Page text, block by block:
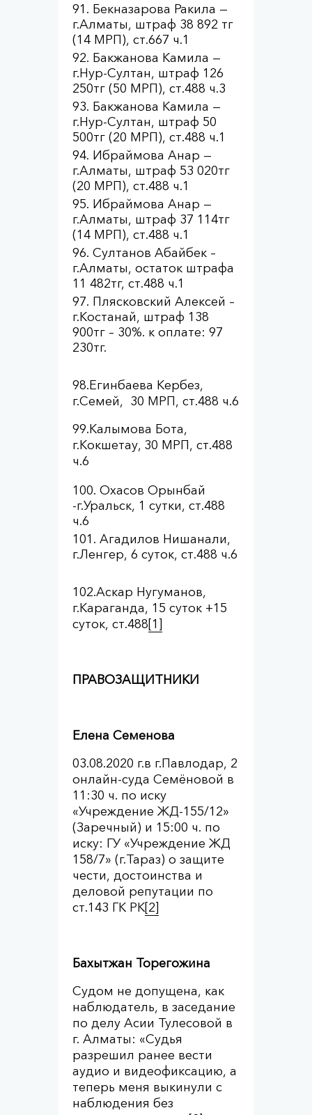
Бекназарова Ракила —
г.Алматы, штраф 38 892 тг
(14 МРП), ст.667 ч.1
Бакжанова Камила —
г.Нур-Султан, штраф 126
250тг (50 МРП), ст.488 ч.3
Бакжанова Камила —
г.Нур-Султан, штраф 50
500тг (20 МРП), ст.488 ч.1
Ибраймова Анар —
г.Алматы, штраф 53 020тг
(20 МРП), ст.488 ч.1
Ибраймова Анар —
г.Алматы, штраф 37 114тг
(14 МРП), ст.488 ч.1
Султанов Абайбек –
г.Алматы, остаток штрафа
11 482тг, ст.488 ч.1
Плясковский Алексей –
г.Костанай, штраф 138
900тг – 30%. к оплате: 97
230тг.
98.Егинбаева Кербез,
г.Семей, 30 МРП, ст.488 ч.6
99.Калымова Бота,
г.Кокшетау, 30 МРП, ст.488
ч.6
Охасов Орынбай
-г.Уральск, 1 сутки, ст.488
ч.6
Агадилов Нишанали,
г.Ленгер, 6 суток, ст.488 ч.6
102.Аскар Нугуманов,
г.Караганда, 15 суток +15
суток, ст.488[1]
ПРАВОЗАЩИТНИКИ
Елена Семенова
03.08.2020 г.в г.Павлодар, 2
онлайн-суда Семёновой в
11:30 ч. по иску
«Учреждение ЖД-155/12»
(Заречный) и 15:00 ч. по
иску: ГУ «Учреждение ЖД
158/7» (г.Тараз) о защите
чести, достоинства и
деловой репутации по
ст.143 ГК РК[2]
Бахытжан Торегожина
Судом не допущена, как
наблюдатель, в заседание
по делу Асии Тулесовой в
г. Алматы: «Судья
разрешил ранее вести
аудио и видеофиксацию, а
теперь меня выкинули с
наблюдения без